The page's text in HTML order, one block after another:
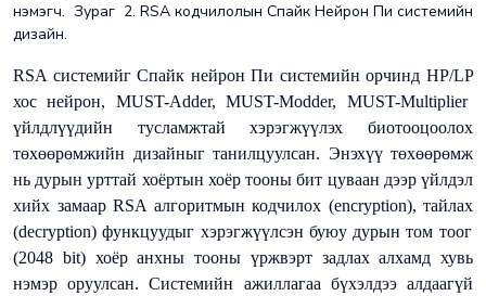
нэмэгч. Зураг 2. RSA кодчилолын Спайк Нейрон Пи системийн
дизайн.
RSA системийг Спайк нейрон Пи системийн орчинд HP/LP
хос нейрон, MUST-Adder, MUST-Modder, MUST-Multiplier
үйлдлүүдийн тусламжтай хэрэгжүүлэх биотооцоолох
төхөөрөмжийн дизайныг танилцуулсан. Энэхүү төхөөрөмж
нь дурын урттай хоёртын хоёр тооны бит цуваан дээр үйлдэл
хийх замаар RSA алгоритмын кодчилох (encryption), тайлах
(decryption)функцуудыг хэрэгжүүлсэн буюу дурын том тоог
(2048 bit)хоёр анхны тооны үржвэрт задлах алхамд хувь
нэмэр оруулсан. Системийн ажиллагаа бүхэлдээ алдаагүй